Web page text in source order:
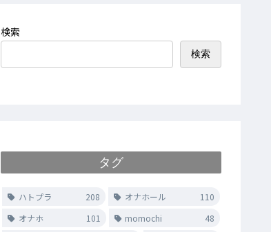
検索
検索
タグ
ハトプラ 208 オナホール
110
オナホ
101 momochi
48